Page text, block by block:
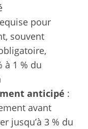
pour
souvent
à 1 % du
anticipé :
avant
jusqu’à 3 % du